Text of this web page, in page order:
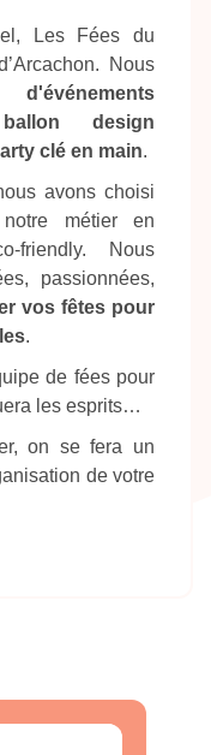
Les Fées du
Nous
design
clé en main.
avons choisi
métier en
friendly. Nous
passionnées,
vos fêtes pour
.
de fées pour
les esprits…
on se fera un
de votre